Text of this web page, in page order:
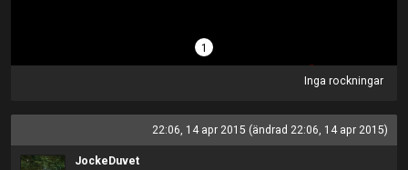
1
Inga rockningar
22:06, 14 apr 2015 (ändrad 22:06, 14 apr 2015)
JockeDuvet